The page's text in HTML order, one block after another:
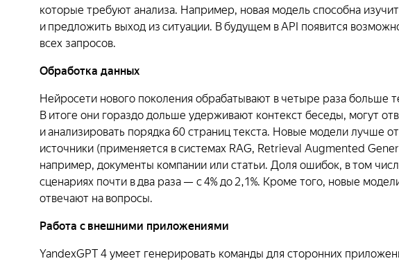
которые требуют анализа. Например, новая модель способна
и предложить выход из ситуации. В будущем в API появится
всех запросов.
Обработка данных
Нейросети нового поколения обрабатывают в четыре раза больше
В итоге они гораздо дольше удерживают контекст беседы, могут
и анализировать порядка 60 страниц текста. Новые модели лучше
источники (применяется в системах RAG, Retrieval Augmented
например, документы компании или статьи. Доля ошибок, в том
сценариях почти в два раза — с 4% до 2,1%. Кроме того, новые
отвечают на вопросы.
Работа с внешними приложениями
YandexGPT 4 умеет генерировать команды для сторонних